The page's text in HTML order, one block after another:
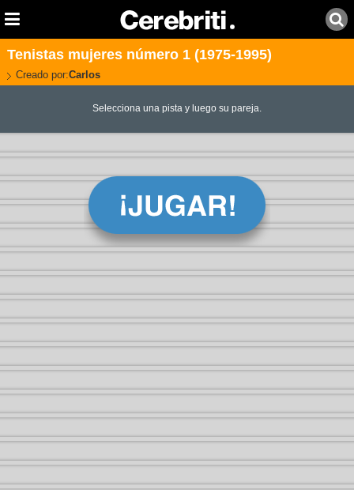
Tenistas mujeres número 1 (1975-1995)
Creado por:Carlos
Selecciona una pista y luego su pareja.